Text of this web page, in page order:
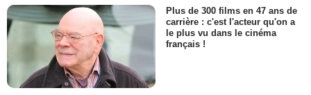
Plus de 300 films en 47 ans de
carrière : c'est l'acteur qu'on a
le plus vu dans le cinéma
français !